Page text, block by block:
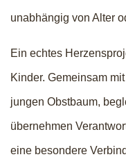
unabhängig von Alter
Ein echtes
Kinder. Gemeinsam
jungen Obstbaum,
übernehmen
eine besondere